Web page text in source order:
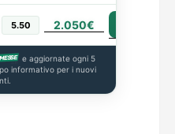
5.50 2.050€
e aggiornate ogni 5
informativo per i nuovi